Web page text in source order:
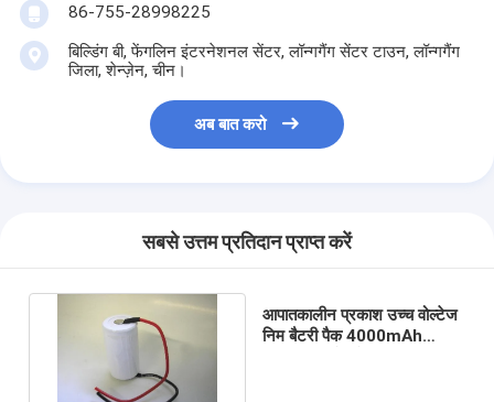
86-755-28998225
बिल्डिंग बी, फेंगलिन इंटरनेशनल सेंटर, लॉन्गगैंग सेंटर टाउन, लॉन्गगैंग
जिला, शेन्ज़ेन, चीन।
अब बात करो
सबसे उत्तम प्रतिदान प्राप्त करें
आपातकालीन प्रकाश उच्च वोल्टेज
निम बैटरी पैक 4000mAh